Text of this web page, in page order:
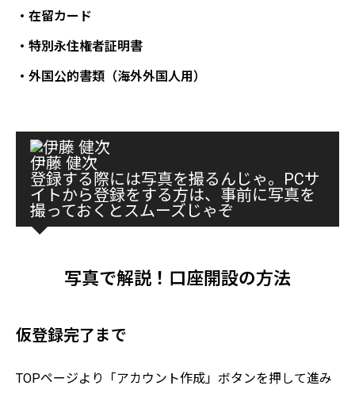
・在留カード
・特別永住権者証明書
・外国公的書類（海外外国人用）
伊藤 健次
登録する際には写真を撮るんじゃ。PCサ
イトから登録をする方は、事前に写真を
撮っておくとスムーズじゃぞ
写真で解説！口座開設の方法
仮登録完了まで
TOPページより「アカウント作成」ボタンを押して進み